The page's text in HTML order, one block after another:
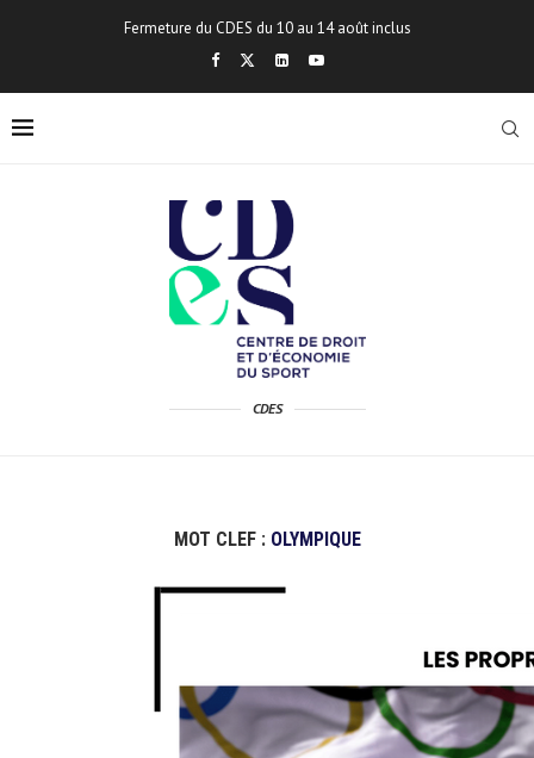
Fermeture du CDES du 10 au 14 août inclus
CDES
MOT CLEF : OLYMPIQUE